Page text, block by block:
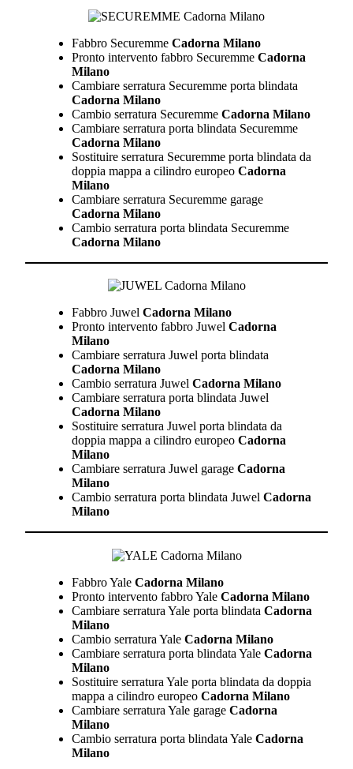
Fabbro Securemme Cadorna Milano
Pronto intervento fabbro Securemme Cadorna
Milano
Cambiare serratura Securemme porta blindata
Cadorna Milano
Cambio serratura Securemme Cadorna Milano
Cambiare serratura porta blindata Securemme
Cadorna Milano
Sostituire serratura Securemme porta blindata da
doppia mappa a cilindro europeo Cadorna
Milano
Cambiare serratura Securemme garage
Cadorna Milano
Cambio serratura porta blindata Securemme
Cadorna Milano
Fabbro Juwel Cadorna Milano
Pronto intervento fabbro Juwel Cadorna
Milano
Cambiare serratura Juwel porta blindata
Cadorna Milano
Cambio serratura Juwel Cadorna Milano
Cambiare serratura porta blindata Juwel
Cadorna Milano
Sostituire serratura Juwel porta blindata da
doppia mappa a cilindro europeo Cadorna
Milano
Cambiare serratura Juwel garage Cadorna
Milano
Cambio serratura porta blindata Juwel Cadorna
Milano
Fabbro Yale Cadorna Milano
Pronto intervento fabbro Yale Cadorna Milano
Cambiare serratura Yale porta blindata Cadorna
Milano
Cambio serratura Yale Cadorna Milano
Cambiare serratura porta blindata Yale Cadorna
Milano
Sostituire serratura Yale porta blindata da doppia
mappa a cilindro europeo Cadorna Milano
Cambiare serratura Yale garage Cadorna
Milano
Cambio serratura porta blindata Yale Cadorna
Milano